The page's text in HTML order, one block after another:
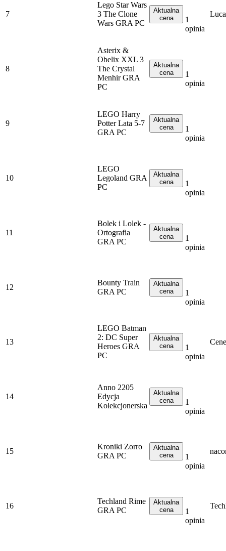
7
Lego Star Wars
3 The Clone
Wars GRA PC
Aktualna
cena
1
opinia
8
Asterix &
Obelix XXL 3
The Crystal
Menhir GRA
PC
Aktualna
cena
1
opinia
9
LEGO Harry
Potter Lata 5-7
GRA PC
Aktualna
cena
1
opinia
10
LEGO
Legoland GRA
PC
Aktualna
cena
1
opinia
11
Bolek i Lolek -
Ortografia
GRA PC
Aktualna
cena
1
opinia
12
Bounty Train
GRA PC
Aktualna
cena
1
opinia
13
LEGO Batman
2: DC Super
Heroes GRA
PC
Aktualna
cena
1
opinia
14
Anno 2205
Edycja
Kolekcjonerska
Aktualna
cena
1
opinia
15
Kroniki Zorro
GRA PC
Aktualna
cena
1
opinia
16
Techland Rime
GRA PC
Aktualna
cena
1
opinia